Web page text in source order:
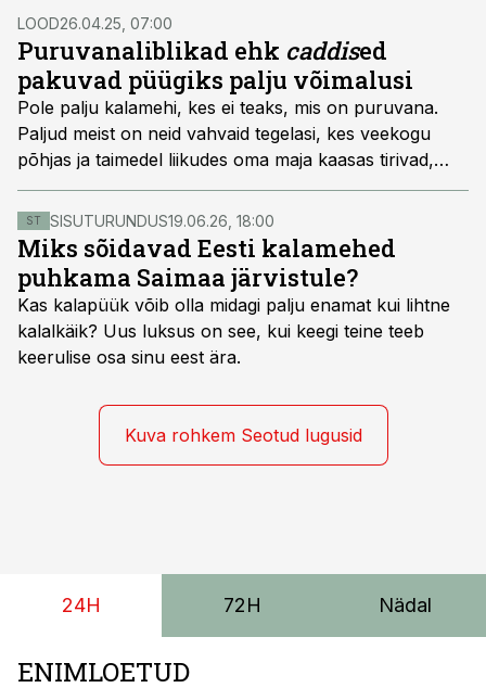
püütavad praktiliselt kõik pinnalt toituvad kalad,
maksab sel söödal pikemalt peatuda.
LOOD26.04.25, 07:00
Puruvanaliblikad ehk caddised
pakuvad püügiks palju võimalusi
Pole palju kalamehi, kes ei teaks, mis on puruvana.
Paljud meist on neid vahvaid tegelasi, kes veekogu
põhjas ja taimedel liikudes oma maja kaasas tirivad,
korjanud ja kalasöödaks kasutanud. Erandiks pole ka
lendõngitsejad, kes seovad puruvanadest väga palju
huvitavaid imitatsioone. Loomulikult on need uppuvad
putukad, sest puruvana elupaik on ju veekogu põhjas.
Seekord aga teeme juttu hoopis puruvanast kui
kuivast ehk pinnaputukast.
ST SISUTURUNDUS19.06.26, 18:00
Miks sõidavad Eesti kalamehed
puhkama Saimaa järvistule?
Kas kalapüük võib olla midagi palju enamat kui lihtne
kalalkäik? Uus luksus on see, kui keegi teine teeb
keerulise osa sinu eest ära.
Kuva rohkem Seotud lugusid
24H 72H Nädal
ENIMLOETUD